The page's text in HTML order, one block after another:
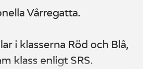
Vårregatta.
i klasserna Röd och Blå,
klass enligt SRS.